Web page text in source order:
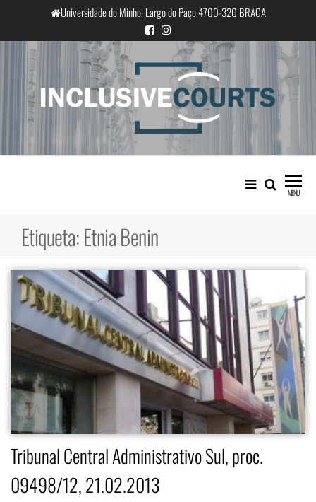
o
conteúdo
Universidade do Minho, Largo do Paço 4700-320 BRAGA
InclusiveCourts
Igualdade e diferença cultural na
prática judicial portuguesa
MENU
Etiqueta:Etnia Benin
Tribunal Central Administrativo Sul, proc.
09498/12, 21.02.2013